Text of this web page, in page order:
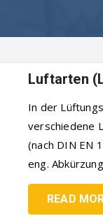
Luftarten
In der
verschiedene
(nach DIN EN
eng.
READ